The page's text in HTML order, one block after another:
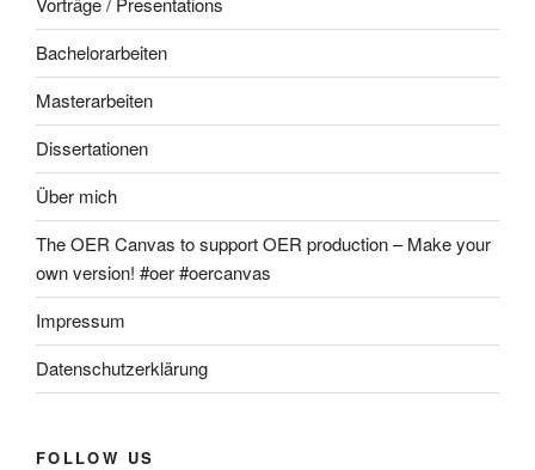
Bachelorarbeiten
Masterarbeiten
Dissertationen
Über mich
The OER Canvas to support OER production – Make your
own version! #oer #oercanvas
Impressum
Datenschutzerklärung
FOLLOW US